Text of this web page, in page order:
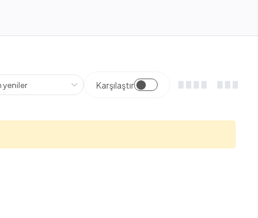
Karşılaştır